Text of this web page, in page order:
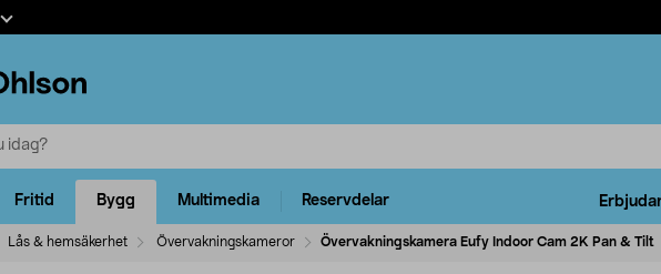
Fritid Bygg Multimedia Reservdelar
Lås & hemsäkerhet Övervakningskameror Övervakningskamera Eufy Indoor Cam 2K Pan & Tilt